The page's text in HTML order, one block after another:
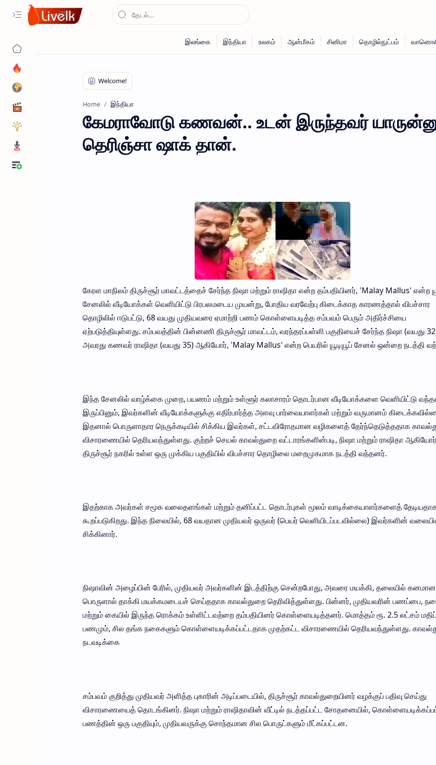
Home இந்தியா
கேமராவோடு கணவன்.. உடன் இருந்தவர்
தெரிஞ்சா ஷாக் தான்.
கேரள மாநிலம் திருச்சூர் மாவட்டத்தைச் சேர்ந்த நிஷா மற்றும் ராஷிதா என்ற தம்பதியினர், 'Malay Mallus' என்ற
சேனலில் வீடியோக்கள் வெளியிட்டு பிரபலமடைய முயன்று, போதிய வரவேற்பு கிடைக்காத காரணத்தால் விபச்சார
தொழிலில் ஈடுபட்டு, 68 வயது முதியவரை ஏமாற்றி பணம் கொள்ளையடித்த சம்பவம் பெரும் அதிர்ச்சியை
ஏற்படுத்தியுள்ளது. சம்பவத்தின் பின்னணி திருச்சூர் மாவட்டம், வரந்தரப்பள்ளி பகுதியைச் சேர்ந்த நிஷா (வயது
அவரது கணவர் ராஷிதா (வயது 35) ஆகியோர், 'Malay Mallus' என்ற பெயரில் யூடியூப் சேனல் ஒன்றை நடத்தி
இந்த சேனலில் வாழ்க்கை முறை, பயணம் மற்றும் உள்ளூர் கலாசாரம் தொடர்பான வீடியோக்களை வெளியிட்டு
இருப்பினும், இவர்களின் வீடியோக்களுக்கு எதிர்பார்த்த அளவு பார்வையாளர்கள் மற்றும் வருமானம்
இதனால் பொருளாதார நெருக்கடியில் சிக்கிய இவர்கள், சட்டவிரோதமான வழிகளைத் தேர்ந்தெடுத்ததாக
விசாரணையில் தெரியவந்துள்ளது. குற்றச் செயல் காவல்துறை வட்டாரங்களின்படி, நிஷா மற்றும் ராஷிதா ஆகியோர்
திருச்சூர் நகரில் உள்ள ஒரு முக்கிய பகுதியில் விபச்சார தொழிலை மறைமுகமாக நடத்தி வந்தனர்.
இதற்காக அவர்கள் சமூக வலைதளங்கள் மற்றும் தனிப்பட்ட தொடர்புகள் மூலம் வாடிக்கையாளர்களைத்
கூறப்படுகிறது. இந்த நிலையில், 68 வயதான முதியவர் ஒருவர் (பெயர் வெளியிடப்படவில்லை) இவர்களின்
சிக்கினார்.
நிஷாவின் அழைப்பின் பேரில், முதியவர் அவர்களின் இடத்திற்கு சென்றபோது, அவரை மயக்கி, தலையில் கனமான
பொருளால் தாக்கி மயக்கமடையச் செய்ததாக காவல்துறை தெரிவித்துள்ளது. பின்னர், முதியவரின் பணப்பை,
மற்றும் கையில் இருந்த ரொக்கம் உள்ளிட்டவற்றை தம்பதியினர் கொள்ளையடித்தனர். மொத்தம் ரூ. 2.5 லட்சம்
பணமும், சில தங்க நகைகளும் கொள்ளையடிக்கப்பட்டதாக முதற்கட்ட விசாரணையில் தெரியவந்துள்ளது.
நடவடிக்கை
சம்பவம் குறித்து முதியவர் அளித்த புகாரின் அடிப்படையில், திருச்சூர் காவல்துறையினர் வழக்குப் பதிவு செய்து
விசாரணையைத் தொடங்கினர். நிஷா மற்றும் ராஷிதாவின் வீட்டில் நடத்தப்பட்ட சோதனையில்,
பணத்தின் ஒரு பகுதியும், முதியவருக்கு சொந்தமான சில பொருட்களும் மீட்கப்பட்டன.